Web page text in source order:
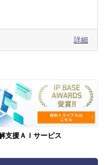
詳細
支援ＡＩサービス